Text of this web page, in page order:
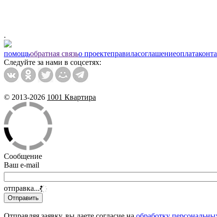
.
помощьобратная связьо проектеправиласоглашениеоплата
Следуйте за нами в соцсетях:
© 2013-2026 1001 Квартира
Сообщение
Ваш e-mail
отправка...